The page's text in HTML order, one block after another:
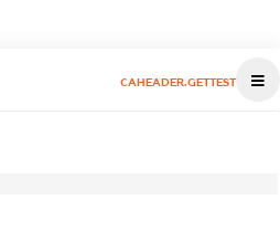
CAHEADER.GETTEST